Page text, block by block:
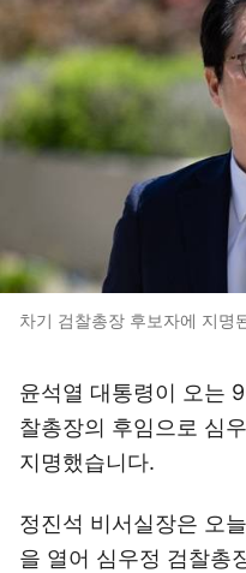
차기 검찰총장 후보자에 지명
윤석열 대통령이 오는
찰총장의 후임으로 심
지명했습니다.
정진석 비서실장은 오
을 열어 심우정 검찰총